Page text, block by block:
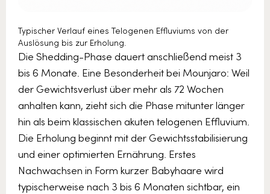
Typischer Verlauf eines Telogenen Effluviums von der
Auslösung bis zur Erholung.
Die Shedding-Phase dauert anschließend meist 3
bis 6 Monate. Eine Besonderheit bei Mounjaro: Weil
der Gewichtsverlust über mehr als 72 Wochen
anhalten kann, zieht sich die Phase mitunter länger
hin als beim klassischen akuten telogenen Effluvium.
Die Erholung beginnt mit der Gewichtsstabilisierung
und einer optimierten Ernährung. Erstes
Nachwachsen in Form kurzer Babyhaare wird
typischerweise nach 3 bis 6 Monaten sichtbar, ein